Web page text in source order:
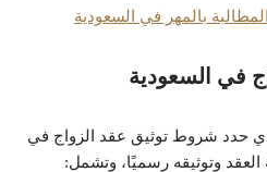
بالمهر في السعودية
في السعودية
حدد شروط توثيق عقد الزواج في
وتوثيقه رسميًا، وتشمل: